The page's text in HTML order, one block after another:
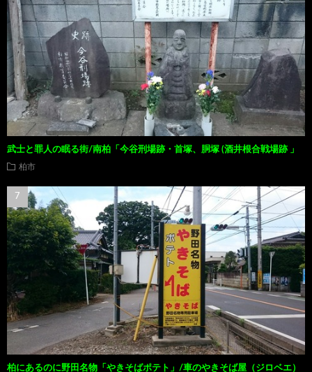
武士と罪人の眠る街/南柏「今谷刑場跡・首塚、胴塚 (酒井根合戦場跡 」
柏市
柏にあるのに野田名物「やきそばポテト」/車のやきそば屋（ジロベエ）